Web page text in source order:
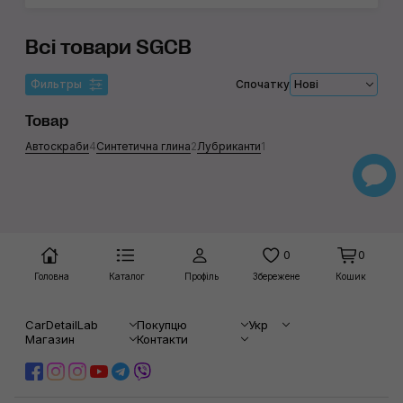
Всі товари SGCB
Фильтры Спочатку Нові
Товар
Автоскраби4Синтетична глина2Лубриканти1
Головна Каталог Профіль
0
Збережене
0
Кошик
CarDetailLab Покупцю
Укр
Магазин
Контакти